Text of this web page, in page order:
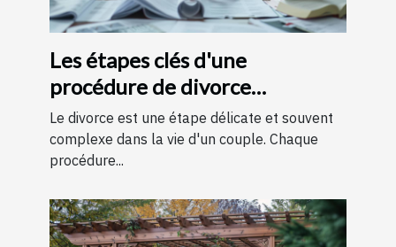
Les étapes clés d'une
procédure de divorce
expliquées simplement
Le divorce est une étape délicate et souvent
complexe dans la vie d'un couple. Chaque
procédure...